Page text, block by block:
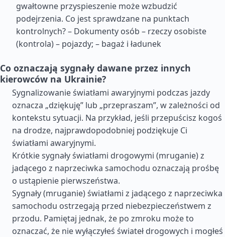
gwałtowne przyspieszenie może wzbudzić
podejrzenia. Co jest sprawdzane na punktach
kontrolnych? – Dokumenty osób – rzeczy osobiste
(kontrola) – pojazdy; – bagaż i ładunek
Co oznaczają sygnały dawane przez innych
kierowców na Ukrainie?
Sygnalizowanie światłami awaryjnymi podczas jazdy
oznacza „dziękuję” lub „przepraszam”, w zależności od
kontekstu sytuacji. Na przykład, jeśli przepuścisz kogoś
na drodze, najprawdopodobniej podziękuje Ci
światłami awaryjnymi.
Krótkie sygnały światłami drogowymi (mruganie) z
jadącego z naprzeciwka samochodu oznaczają prośbę
o ustąpienie pierwszeństwa.
Sygnały (mruganie) światłami z jadącego z naprzeciwka
samochodu ostrzegają przed niebezpieczeństwem z
przodu. Pamiętaj jednak, że po zmroku może to
oznaczać, że nie wyłączyłeś świateł drogowych i mogłeś